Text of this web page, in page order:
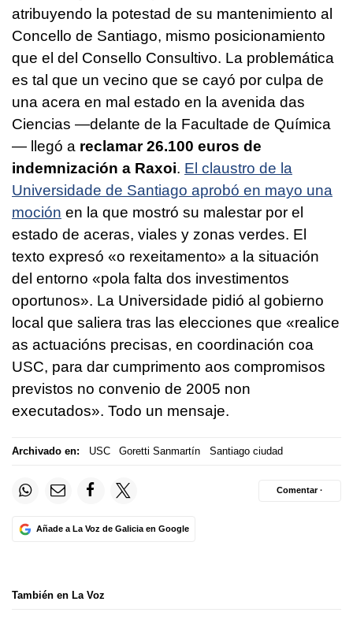
atribuyendo la potestad de su mantenimiento al
Concello de Santiago, mismo posicionamiento
que el del Consello Consultivo. La problemática
es tal que un vecino que se cayó por culpa de
una acera en mal estado en la avenida das
Ciencias —delante de la Facultade de Química
— llegó a reclamar 26.100 euros de
indemnización a Raxoi. El claustro de la
Universidade de Santiago aprobó en mayo una
moción en la que mostró su malestar por el
estado de aceras, viales y zonas verdes. El
texto expresó «o rexeitamento» a la situación
del entorno «pola falta dos investimentos
oportunos». La Universidade pidió al gobierno
local que saliera tras las elecciones que «realice
as actuacións precisas, en coordinación coa
USC, para dar cumprimento aos compromisos
previstos no convenio de 2005 non
executados». Todo un mensaje.
Archivado en: USC Goretti Sanmartín Santiago ciudad
Añade a La Voz de Galicia en Google
Comentar ·
También en La Voz